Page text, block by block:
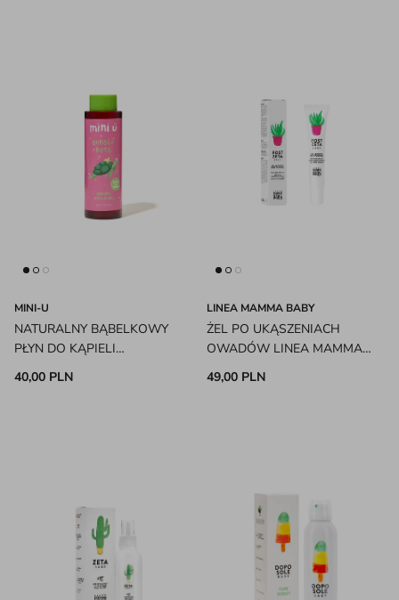
MINI-U
NATURALNY BĄBELKOWY
PŁYN DO KĄPIELI
40,00 PLN
LINEA MAMMA BABY
ŻEL PO UKĄSZENIACH
OWADÓW LINEA MAMMA
49,00 PLN